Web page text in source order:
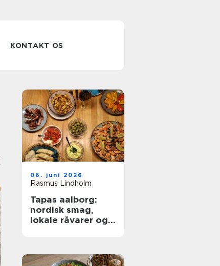
KONTAKT OS
06. juni 2026
Rasmus Lindholm
Tapas aalborg:
nordisk smag,
lokale råvarer og